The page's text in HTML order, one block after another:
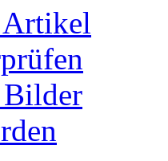
Artikel
Bilder